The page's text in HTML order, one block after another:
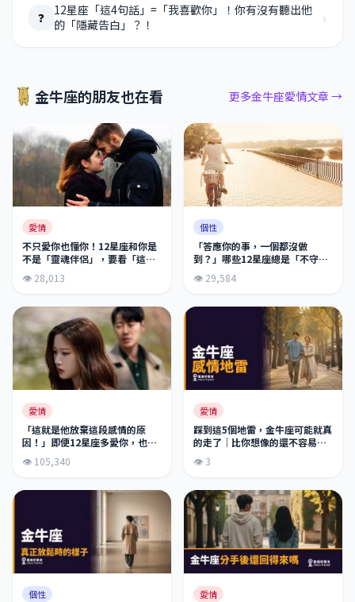
❓
12星座「這4句話」=「我喜歡你」！你有沒有聽出他
的「隱藏告白」？！
›
金牛座的朋友也在看 更多金牛座愛情文章 →
愛情
不只愛你也懂你！12星座和你是
不是「靈魂伴侶」，要看「這個
👁 28,013
個性
「答應你的事，一個都沒做
到？」哪些12星座總是「不守信
👁 29,584
愛情
「這就是他放棄這段感情的原
因！」即便12星座多愛你，也會
由也太讓人傻眼了吧！
👁 105,340
愛情
踩到這5個地雷，金牛座可能就真
的走了｜比你想像的還不容易挽
👁 3
個性 愛情